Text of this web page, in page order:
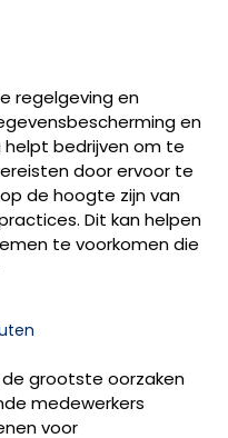
regelgeving en
en
helpt bedrijven om te
door ervoor te
de hoogte zijn van
Dit kan helpen
te voorkomen die
de grootste oorzaken
medewerkers
voor